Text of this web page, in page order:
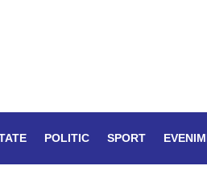
POLITIC SPORT